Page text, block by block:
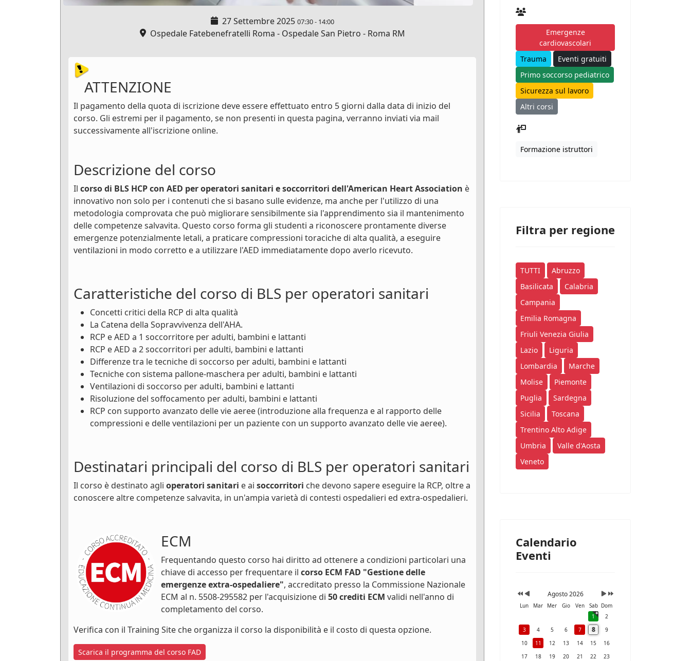
27 Settembre 2025 07:30- 14:00
Ospedale Fatebenefratelli Roma - Ospedale San Pietro - Roma RM
ATTENZIONE
Il pagamento della quota di iscrizione deve essere effettuato entro 5 giorni dalla data di inizio del
corso. Gli estremi per il pagamento, se non presenti in questa pagina, verranno inviati via mail
successivamente all'iscrizione online.
Descrizione del corso
Il corso di BLS HCP con AED per operatori sanitari e soccorritori dell'American Heart Association è
innovativo non solo per i contenuti che si basano sulle evidenze, ma anche per l'utilizzo di una
metodologia comprovata che può migliorare sensibilmente sia l'apprendimento sia il mantenimento
delle competenze salvavita. Questo corso forma gli studenti a riconoscere prontamente diverse
emergenze potenzialmente letali, a praticare compressioni toraciche di alta qualità, a eseguire
ventilazioni in modo corretto e a utilizzare l'AED immediatamente dopo averlo ricevuto.
Caratteristiche del corso di BLS per operatori sanitari
Concetti critici della RCP di alta qualità
La Catena della Sopravvivenza dell'AHA.
RCP e AED a 1 soccorritore per adulti, bambini e lattanti
RCP e AED a 2 soccorritori per adulti, bambini e lattanti
Differenze tra le tecniche di soccorso per adulti, bambini e lattanti
Tecniche con sistema pallone-maschera per adulti, bambini e lattanti
Ventilazioni di soccorso per adulti, bambini e lattanti
Risoluzione del soffocamento per adulti, bambini e lattanti
RCP con supporto avanzato delle vie aeree (introduzione alla frequenza e al rapporto delle
compressioni e delle ventilazioni per un paziente con un supporto avanzato delle vie aeree).
Destinatari principali del corso di BLS per operatori sanitari
Il corso è destinato agli operatori sanitari e ai soccorritori che devono sapere eseguire la RCP, oltre a
conoscere altre competenze salvavita, in un'ampia varietà di contesti ospedalieri ed extra-ospedalieri.
ECM
Frequentando questo corso hai diritto ad ottenere a condizioni particolari una
chiave di accesso per frequentare il corso ECM FAD "Gestione delle
emergenze extra-ospedaliere", accreditato presso la Commissione Nazionale
ECM al n. 5508-295582 per l'acquisizione di 50 crediti ECM validi nell'anno di
completamento del corso.
Verifica con il Training Site che organizza il corso la disponibilità e il costo di questa opzione.
Scarica il programma del corso FAD
Emergenze
cardiovascolari
Trauma
Eventi gratuiti
Primo soccorso pediatrico
Sicurezza sul lavoro
Altri corsi
Formazione istruttori
Filtra per regione
TUTTI
Abruzzo
Basilicata
Calabria
Campania
Emilia Romagna
Friuli Venezia Giulia
Lazio
Liguria
Lombardia
Marche
Molise
Piemonte
Puglia
Sardegna
Sicilia
Toscana
Trentino Alto Adige
Umbria
Valle d'Aosta
Veneto
Calendario
Eventi
Agosto 2026
Lun Mar Mer Gio Ven Sab Dom
1
2
3
4 5 6 7 8
9
10
11 12 13 14 15
16
17
18 19 20 21 22
23